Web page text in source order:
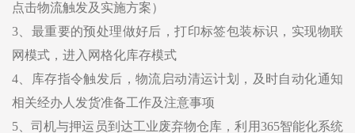
点击物流触发及实施方案）
3、最重要的预处理做好后，打印标签包装标识，实现物联
网模式，进入网格化库存模式
4、库存指令触发后，物流启动清运计划，及时自动化通知
相关经办人发货准备工作及注意事项
5、司机与押运员到达工业废弃物仓库，利用365智能化系统